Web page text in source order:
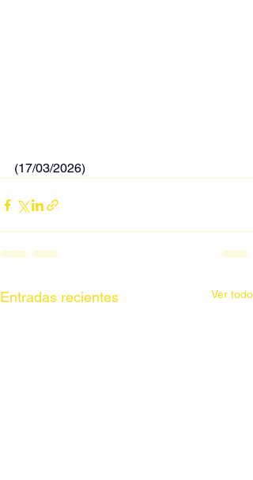
(17/03/2026)
Entradas recientes Ver todo